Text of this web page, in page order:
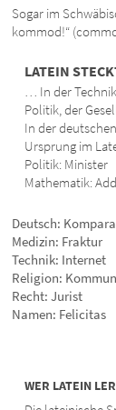
Sogar im
kommod!“
LATEIN
… In der
Politik, der
In der
Ursprung im
Politik: Minister
Mathematik:
Deutsch:
Medizin: Fraktur
Technik: Internet
Religion:
Recht: Jurist
Namen: Felicitas
WER LATEIN